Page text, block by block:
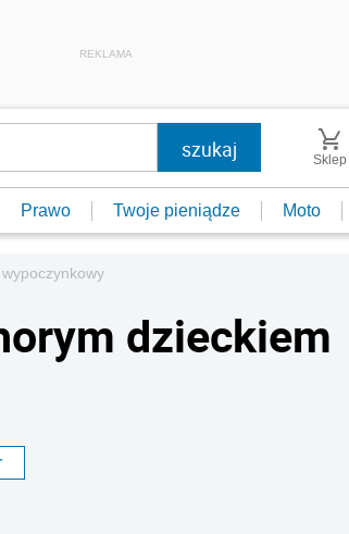
REKLAMA
Sklep
Prawo Twoje pieniądze Moto
dzieckiem